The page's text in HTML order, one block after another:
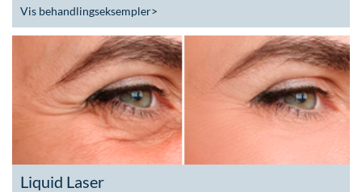
Vis behandlingseksempler>
Liquid Laser